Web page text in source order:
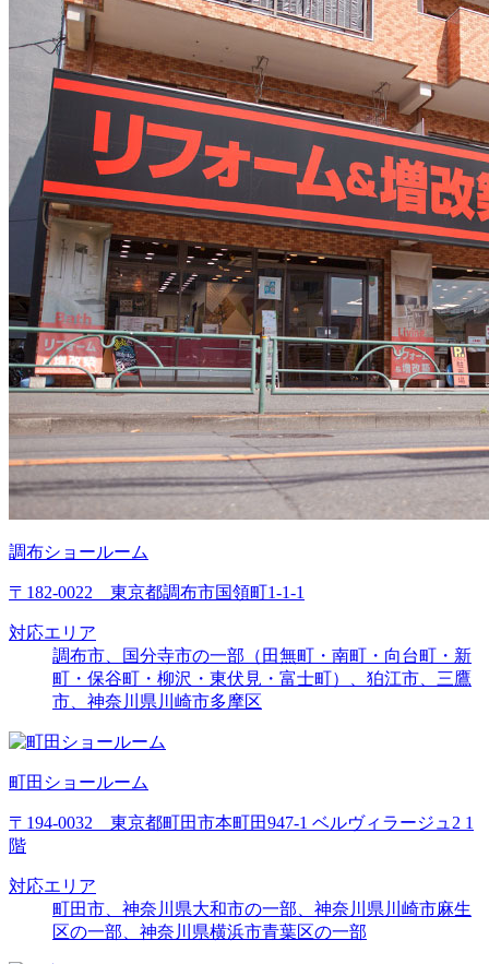
調布ショールーム
〒182-0022 東京都調布市国領町1-1-1
対応エリア
調布市、国分寺市の一部（田無町・南町・向台町・新
町・保谷町・柳沢・東伏見・富士町）、狛江市、三鷹
市、神奈川県川崎市多摩区
町田ショールーム
〒194-0032 東京都町田市本町田947-1 ベルヴィラージュ2 1
階
対応エリア
町田市、神奈川県大和市の一部、神奈川県川崎市麻生
区の一部、神奈川県横浜市青葉区の一部